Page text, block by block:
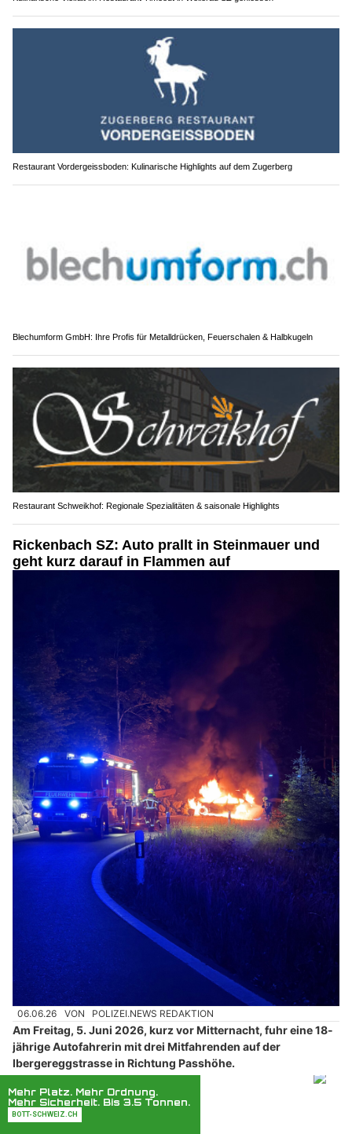
Restaurant Vordergeissboden: Kulinarische Highlights auf dem Zugerberg
Blechumform GmbH: Ihre Profis für Metalldrücken, Feuerschalen & Halbkugeln
Restaurant Schweikhof: Regionale Spezialitäten & saisonale Highlights
Rickenbach SZ: Auto prallt in Steinmauer und
geht kurz darauf in Flammen auf
06.06.26 VON POLIZEI.NEWS REDAKTION
Am Freitag, 5. Juni 2026, kurz vor Mitternacht, fuhr eine 18-
jährige Autofahrerin mit drei Mitfahrenden auf der
Ibergereggstrasse in Richtung Passhöhe.
Im Gebiet Chilenwald kam es in einer Linkskurve aus bislang
ungeklärten Gründen zu einer Frontalkollision mit der
rechtsseitigen Steinmauer.